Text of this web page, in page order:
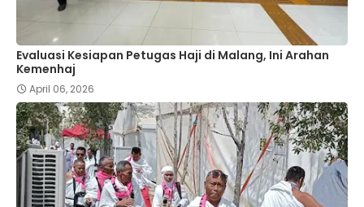
Evaluasi Kesiapan Petugas Haji di Malang, Ini Arahan
Kemenhaj
April 06, 2026